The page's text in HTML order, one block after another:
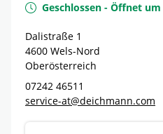
Geschlossen - Öffnet um
Dalistraße 1
4600 Wels-Nord
Oberösterreich
07242 46511
service-at@deichmann.com